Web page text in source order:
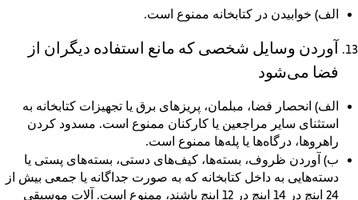
الف) خوابیدن در کتابخانه ممنوع است.
آوردن وسایل شخصی که مانع استفاده دیگران از
فضا می‌شود
الف) انحصار فضا، مبلمان، پریزهای برق یا تجهیزات کتابخانه به
استثنای سایر مراجعین یا کارکنان ممنوع است. مسدود کردن
راهروها، درگاه‌ها یا پله‌ها ممنوع است.
ب) آوردن ظروف، بسته‌ها، کیف‌های دستی، بسته‌های پستی یا
دسته‌هایی به داخل کتابخانه که به صورت جداگانه یا جمعی بیش از
24 اینچ در 14 اینچ در 12 اینچ باشند، ممنوع است. آلات موسیقی